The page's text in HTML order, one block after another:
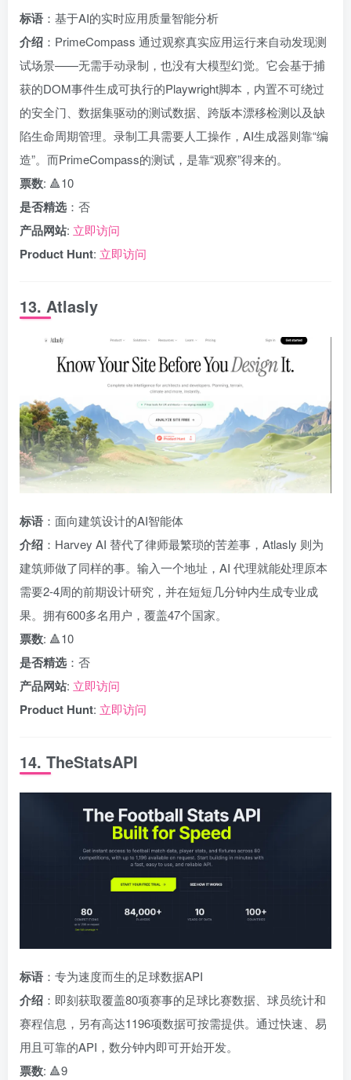
标语 ：基于AI的实时应用质量智能分析
介绍 ：PrimeCompass 通过观察真实应用运行来自动发现测
试场景——无需手动录制，也没有大模型幻觉。它会基于捕
获的DOM事件生成可执行的Playwright脚本，内置不可绕过
的安全门、数据集驱动的测试数据、跨版本漂移检测以及缺
陷生命周期管理。录制工具需要人工操作，AI生成器则靠“编
造”。而PrimeCompass的测试，是靠“观察”得来的。
票数: 🔺10
是否精选 ：否
产品网站: 立即访问
Product Hunt: 立即访问
13. Atlasly
标语 ：面向建筑设计的AI智能体
介绍 ：Harvey AI 替代了律师最繁琐的苦差事，Atlasly 则为
建筑师做了同样的事。输入一个地址，AI 代理就能处理原本
需要2-4周的前期设计研究，并在短短几分钟内生成专业成
果。拥有600多名用户，覆盖47个国家。
票数: 🔺10
是否精选 ：否
产品网站: 立即访问
Product Hunt: 立即访问
14. TheStatsAPI
标语 ：专为速度而生的足球数据API
介绍 ：即刻获取覆盖80项赛事的足球比赛数据、球员统计和
赛程信息，另有高达1196项数据可按需提供。通过快速、易
用且可靠的API，数分钟内即可开始开发。
票数: 🔺9